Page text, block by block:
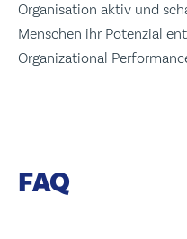
Organisation aktiv und
Menschen ihr Potenzial
Organizational
FAQ